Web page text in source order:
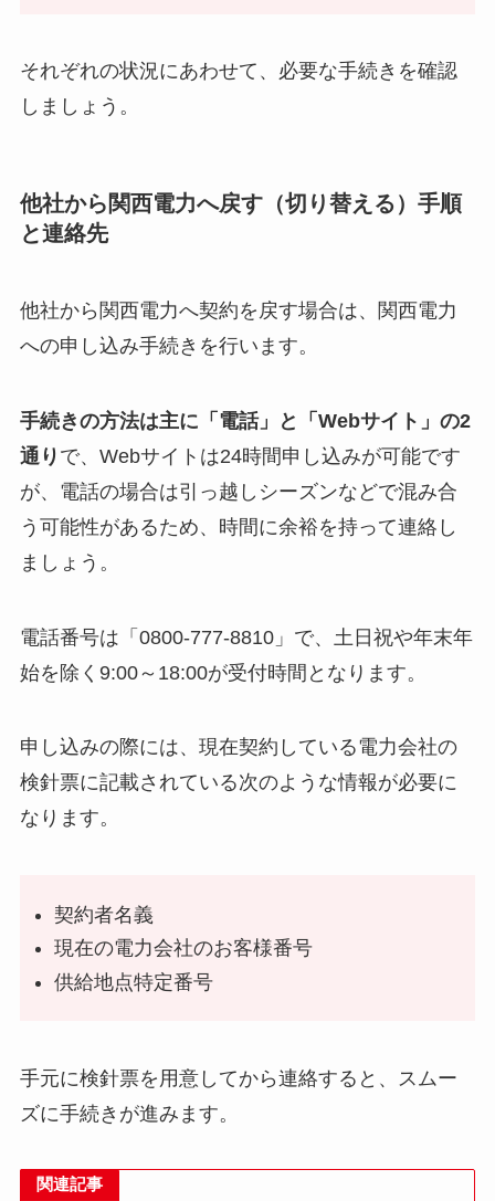
それぞれの状況にあわせて、必要な手続きを確認
しましょう。
他社から関西電力へ戻す（切り替える）手順
と連絡先
他社から関西電力へ契約を戻す場合は、関西電力
への申し込み手続きを行います。
手続きの方法は主に「電話」と「Webサイト」の2
通り で、Webサイトは24時間申し込みが可能です
が、電話の場合は引っ越しシーズンなどで混み合
う可能性があるため、時間に余裕を持って連絡し
ましょう。
電話番号は「0800-777-8810」で、土日祝や年末年
始を除く9:00～18:00が受付時間となります。
申し込みの際には、現在契約している電力会社の
検針票に記載されている次のような情報が必要に
なります。
契約者名義
現在の電力会社のお客様番号
供給地点特定番号
手元に検針票を用意してから連絡すると、スムー
ズに手続きが進みます。
関連記事